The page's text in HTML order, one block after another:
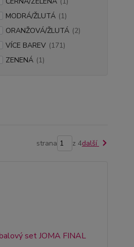
MODRÁ/ŽLUTÁ (1)
ORANŽOVÁ/ŽLUTÁ (2)
VÍCE BAREV (171)
ZENENÁ (1)
strana z 4další